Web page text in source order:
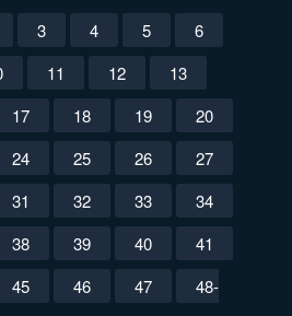
3 4 5
6
11 12
13
17 18 19
20
24 25 26
27
31 32 33
34
38 39 40
41
45 46 47
48-